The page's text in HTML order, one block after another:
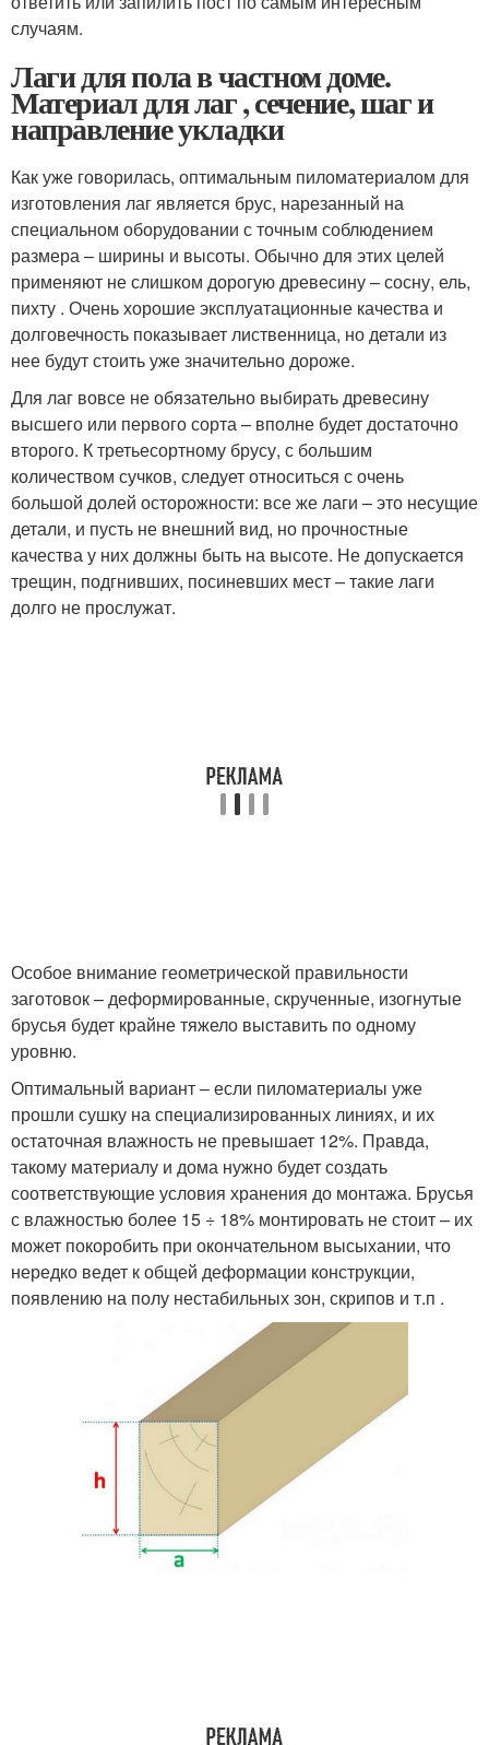
случаям.
Лаги для пола в частном доме.
Материал для лаг , сечение, шаг и
направление укладки
Как уже говорилась, оптимальным пиломатериалом для
изготовления лаг является брус, нарезанный на
специальном оборудовании с точным соблюдением
размера – ширины и высоты. Обычно для этих целей
применяют не слишком дорогую древесину – сосну, ель,
пихту . Очень хорошие эксплуатационные качества и
долговечность показывает лиственница, но детали из
нее будут стоить уже значительно дороже.
Для лаг вовсе не обязательно выбирать древесину
высшего или первого сорта – вполне будет достаточно
второго. К третьесортному брусу, с большим
количеством сучков, следует относиться с очень
большой долей осторожности: все же лаги – это несущие
детали, и пусть не внешний вид, но прочностные
качества у них должны быть на высоте. Не допускается
трещин, подгнивших, посиневших мест – такие лаги
долго не прослужат.
Особое внимание геометрической правильности
заготовок – деформированные, скрученные, изогнутые
брусья будет крайне тяжело выставить по одному
уровню.
Оптимальный вариант – если пиломатериалы уже
прошли сушку на специализированных линиях, и их
остаточная влажность не превышает 12%. Правда,
такому материалу и дома нужно будет создать
соответствующие условия хранения до монтажа. Брусья
с влажностью более 15 ÷ 18% монтировать не стоит – их
может покоробить при окончательном высыхании, что
нередко ведет к общей деформации конструкции,
появлению на полу нестабильных зон, скрипов и т.п .